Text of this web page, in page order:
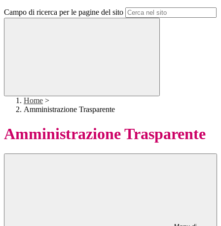
Campo di ricerca per le pagine del sito
Home >
Amministrazione Trasparente
Amministrazione Trasparente